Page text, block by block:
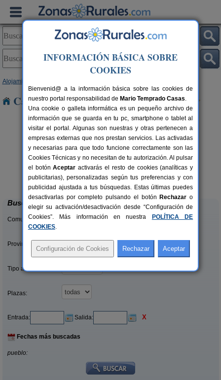
Alojamientos
Casas Rurales cerca de Magaz
10+1 pers.
desde30 €
Casa Calderón
Brañosera (Palencia)
Buscar
Comunidades:
Provincias/Islas:
Tipo alquiler:
Plazas:
Entrada: Salida: X
Fechas más buscadas
pueblo:
INFORMACIÓN BÁSICA SOBRE
COOKIES
Bienvenid@ a la información básica sobre las cookies de
nuestro portal responsabilidad de Mario Temprado Casas.
Una cookie o galleta informática es un pequeño archivo de
información que se guarda en tu pc, smartphone o tablet al
visitar el portal. Algunas son nuestras y otras pertenecen a
empresas externas que nos prestan servicios. Las activadas
y necesarias para que todo funcione correctamente son las
Cookies Técnicas y no necesitan de tu autorización. Al pulsar
el botónAceptar activarás el resto de cookies (analíticas y
publicitarias), personalizadas según tus preferencias y con
publicidad ajustada a tus búsquedas. Estas últimas puedes
desactivarlas por completo pulsando el botón Rechazar o
elegir su activación/desactivación desde “Configuración de
Cookies”. Más información en nuestra
POLÍTICA DE
COOKIES.